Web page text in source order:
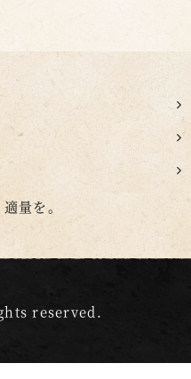
量を。
reserved.